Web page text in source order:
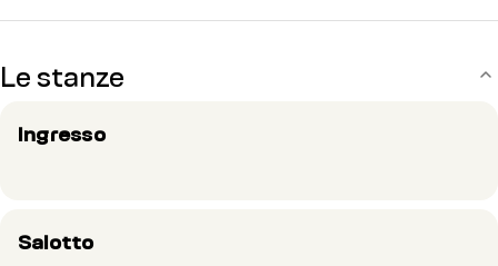
Le stanze
Ingresso
Salotto